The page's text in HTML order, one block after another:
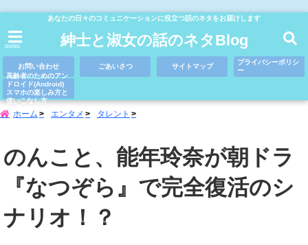
あなたの日々のコミュニケーションに役立つ話のネタをお届けします
menu 紳士と淑女の話のネタBlog
お問い合わせ ごあいさつ サイトマップ
プライバシーポリシ
ー
高齢者のためのアン
ドロイド(Android)
スマホの楽しみ方と
使いこなし方
ホーム エンタメ タレント
のんこと、能年玲奈が朝ドラ
『なつぞら』で完全復活のシ
ナリオ！？